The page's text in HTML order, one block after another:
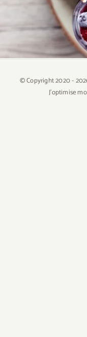
© Copyright 2020 -
J'optimise